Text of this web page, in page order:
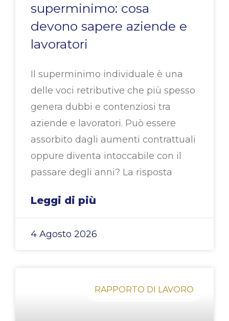
superminimo: cosa
devono sapere aziende e
lavoratori
Il superminimo individuale è una
delle voci retributive che più spesso
genera dubbi e contenziosi tra
aziende e lavoratori. Può essere
assorbito dagli aumenti contrattuali
oppure diventa intoccabile con il
passare degli anni? La risposta
Leggi di più
4 Agosto 2026
RAPPORTO DI LAVORO